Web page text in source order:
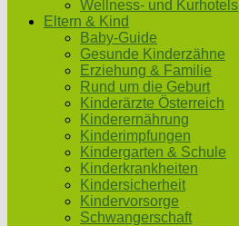
Wellness- und Kurhotels
Eltern & Kind
Baby-Guide
Gesunde Kinderzähne
Erziehung & Familie
Rund um die Geburt
Kinderärzte Österreich
Kinderernährung
Kinderimpfungen
Kindergarten & Schule
Kinderkrankheiten
Kindersicherheit
Kindervorsorge
Schwangerschaft